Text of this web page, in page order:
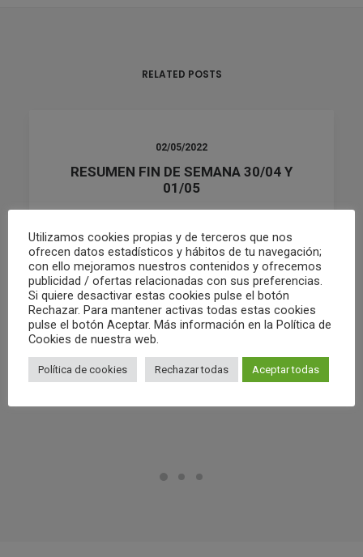
RELATED POSTS
02/05/2022
RESUMEN FIN DE SEMANA 30/04 Y
01/05
by Club Waterpolo Castelló
Utilizamos cookies propias y de terceros que nos
ofrecen datos estadísticos y hábitos de tu navegación;
con ello mejoramos nuestros contenidos y ofrecemos
publicidad / ofertas relacionadas con sus preferencias.
Si quiere desactivar estas cookies pulse el botón
Rechazar. Para mantener activas todas estas cookies
pulse el botón Aceptar. Más información en la Política de
Cookies de nuestra web.
Política de cookies Rechazar todas Aceptar todas